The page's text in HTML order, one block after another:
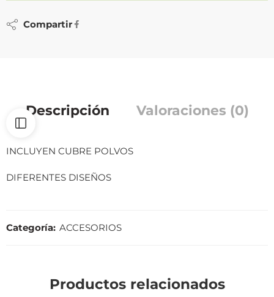
Compartir
Descripción Valoraciones (0)
INCLUYEN CUBRE POLVOS
DIFERENTES DISEÑOS
Categoría: ACCESORIOS
Productos relacionados